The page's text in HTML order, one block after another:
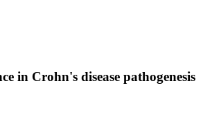
in Crohn's disease pathogenesis